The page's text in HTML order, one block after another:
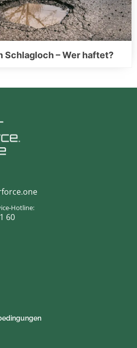
Schlagloch – Wer haftet?
Hotline:
60